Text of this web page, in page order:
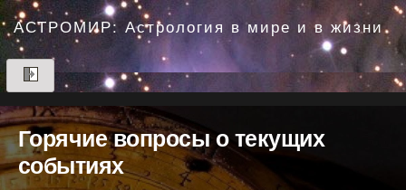
Перейти
до
вмісту
АСТРОМИР: Астрология в мире и в жизни
Горячие вопросы о текущих
событиях